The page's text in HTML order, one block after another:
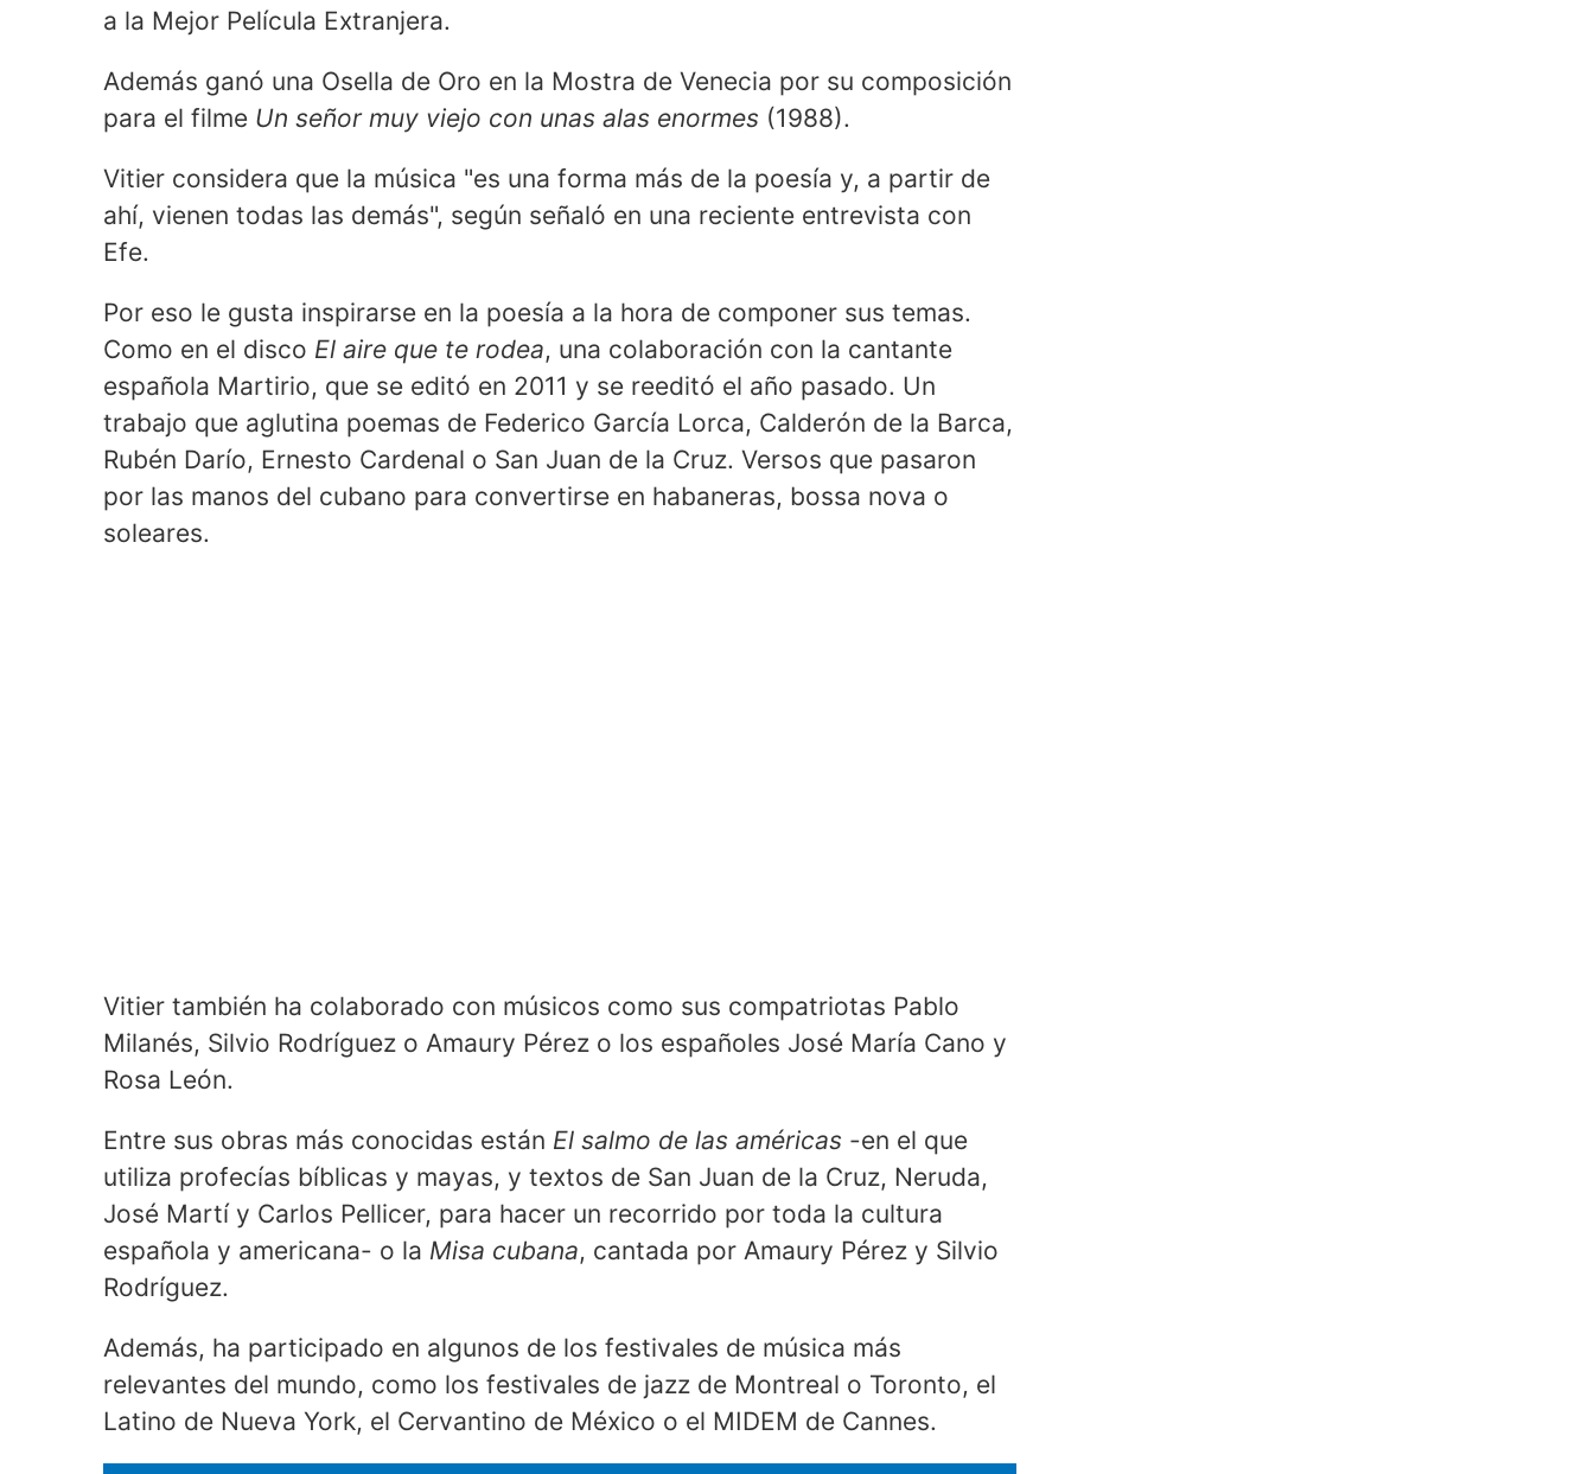
a la Mejor Película Extranjera.
Además ganó una Osella de Oro en la Mostra de Venecia por su composición
para el filme Un señor muy viejo con unas alas enormes (1988).
Vitier considera que la música "es una forma más de la poesía y, a partir de
ahí, vienen todas las demás", según señaló en una reciente entrevista con
Efe.
Por eso le gusta inspirarse en la poesía a la hora de componer sus temas.
Como en el disco El aire que te rodea, una colaboración con la cantante
española Martirio, que se editó en 2011 y se reeditó el año pasado. Un
trabajo que aglutina poemas de Federico García Lorca, Calderón de la Barca,
Rubén Darío, Ernesto Cardenal o San Juan de la Cruz. Versos que pasaron
por las manos del cubano para convertirse en habaneras, bossa nova o
soleares.
Vitier también ha colaborado con músicos como sus compatriotas Pablo
Milanés, Silvio Rodríguez o Amaury Pérez o los españoles José María Cano y
Rosa León.
Entre sus obras más conocidas están El salmo de las américas -en el que
utiliza profecías bíblicas y mayas, y textos de San Juan de la Cruz, Neruda,
José Martí y Carlos Pellicer, para hacer un recorrido por toda la cultura
española y americana- o la Misa cubana, cantada por Amaury Pérez y Silvio
Rodríguez.
Además, ha participado en algunos de los festivales de música más
relevantes del mundo, como los festivales de jazz de Montreal o Toronto, el
Latino de Nueva York, el Cervantino de México o el MIDEM de Cannes.